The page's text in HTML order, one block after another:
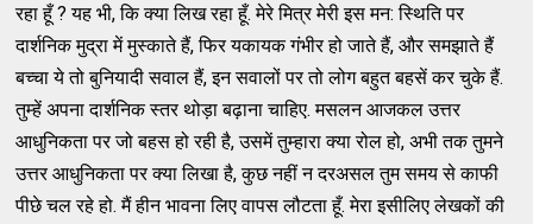
रहा हूँ ? यह भी, कि क्या लिख रहा हूँ. मेरे मित्र मेरी इस मन: स्थिति पर
दार्शनिक मुद्रा में मुस्काते हैं, फिर यकायक गंभीर हो जाते हैं, और समझाते हैं
बच्चा ये तो बुनियादी सवाल हैं, इन सवालों पर तो लोग बहुत बहसें कर चुके हैं.
तुम्हें अपना दार्शनिक स्तर थोड़ा बढ़ाना चाहिए. मसलन आजकल उत्तर
आधुनिकता पर जो बहस हो रही है, उसमें तुम्हारा क्या रोल हो, अभी तक तुमने
उत्तर आधुनिकता पर क्या लिखा है, कुछ नहीं न दरअसल तुम समय से काफी
पीछे चल रहे हो. मैं हीन भावना लिए वापस लौटता हूँ. मेरा इसीलिए लेखकों की